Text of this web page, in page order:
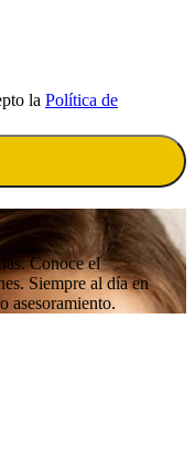
la Política de
Conoce el
Siempre al día en
asesoramiento.